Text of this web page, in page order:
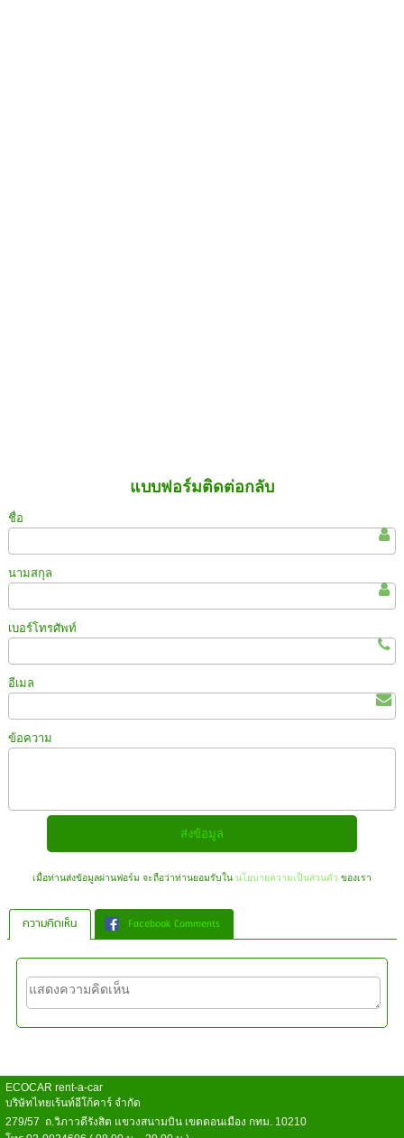
แบบฟอร์มติดต่อกลับ
ชื่อ
นามสกุล
เบอร์โทรศัพท์
อีเมล
ข้อความ
เมื่อท่านส่งข้อมูลผ่านฟอร์ม จะถือว่าท่านยอมรับในนโยบายความเป็นส่วนตัว ของเรา
ความคิดเห็น Facebook Comments
ECOCAR rent-a-car
บริษัทไทยเร้นท์อีโก้คาร์ จำกัด
279/57 ถ.วิภาวดีรังสิต แขวงสนามบิน เขตดอนเมือง กทม. 10210